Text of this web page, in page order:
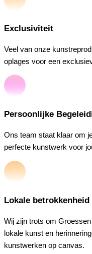
Exclusiviteit
Veel van onze
oplages voor een
Persoonlijke
Ons team staat klaar om
perfecte kunstwerk voor
Lokale betrokkenheid
Wij zijn trots om
lokale kunst en
kunstwerken op canvas.